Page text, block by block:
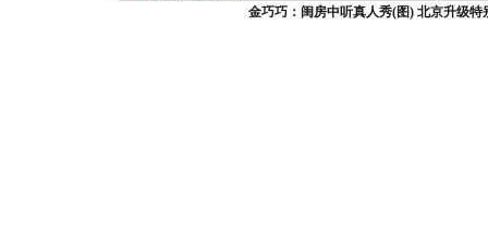
金巧巧：闺房中听真人秀(图) 北京升级特